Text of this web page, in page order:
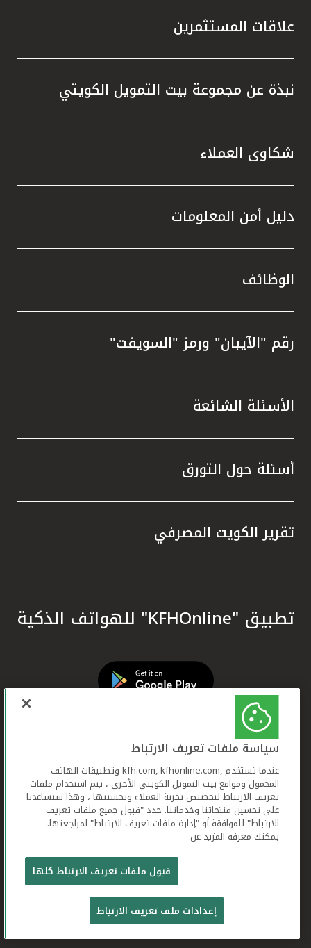
علاقات المستثمرين
نبذة عن مجموعة بيت التمويل الكويتي
شكاوى العملاء
دليل أمن المعلومات
الوظائف
رقم "الآيبان" ورمز "السويفت"
الأسئلة الشائعة
أسئلة حول التورق
تقرير الكويت المصرفي
تطبيق "KFHOnline" للهواتف الذكية
بيت التمويل الكويتي جميع الحقوق محفوظة © 2025
شروط وأحكام استخدام الموقع الإلكتروني
تعريف الارتباط بيان الخصوصية
سياسة ملفات تعريف الارتباط
عندما تستخدم ,kfh.com, kfhonline.com وتطبيقات الهاتف
المحمول ومواقع بيت التمويل الكويتي الأخرى ، يتم استخدام ملفات
تعريف الارتباط لتخصيص تجربة العملاء وتحسينها ، وهذا سيساعدنا
على تحسين منتجاتنا وخدماتنا. حدد "قبول جميع ملفات تعريف
الارتباط" للموافقة أو "إدارة ملفات تعريف الارتباط" لمراجعتها.
يمكنك معرفة المزيد عن
قبول ملفات تعريف الارتباط كلها
إعدادات ملف تعريف الارتباط